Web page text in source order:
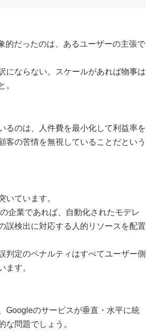
的だったのは、あるユーザーの主張で
にならない。スケールがあれば物事は
。
るのは、人件費を最小化して利益率を
客の苦情を無視していることだという
いています。
企業であれば、自動化されたモデレ
誤検出に対応する人的リソースを配置
判定のペナルティはすべてユーザー側
ます。
Googleのサービスが垂直・水平に統
な問題でしょう。